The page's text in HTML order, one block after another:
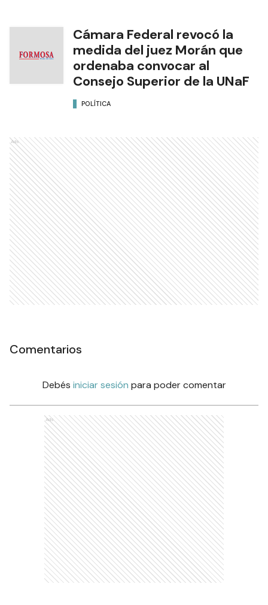
Cámara Federal revocó la
medida del juez Morán que
ordenaba convocar al
Consejo Superior de la UNaF
POLÍTICA
Ads
Comentarios
Debés iniciar sesión para poder comentar
Ads